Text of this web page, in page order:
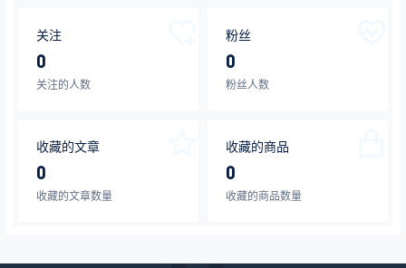
关注
0
关注的人数
粉丝
0
粉丝人数
收藏的文章
0
收藏的文章数量
收藏的商品
0
收藏的商品数量